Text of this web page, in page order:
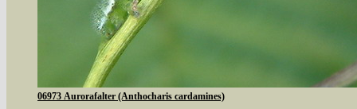
06973 Aurorafalter (Anthocharis cardamines)